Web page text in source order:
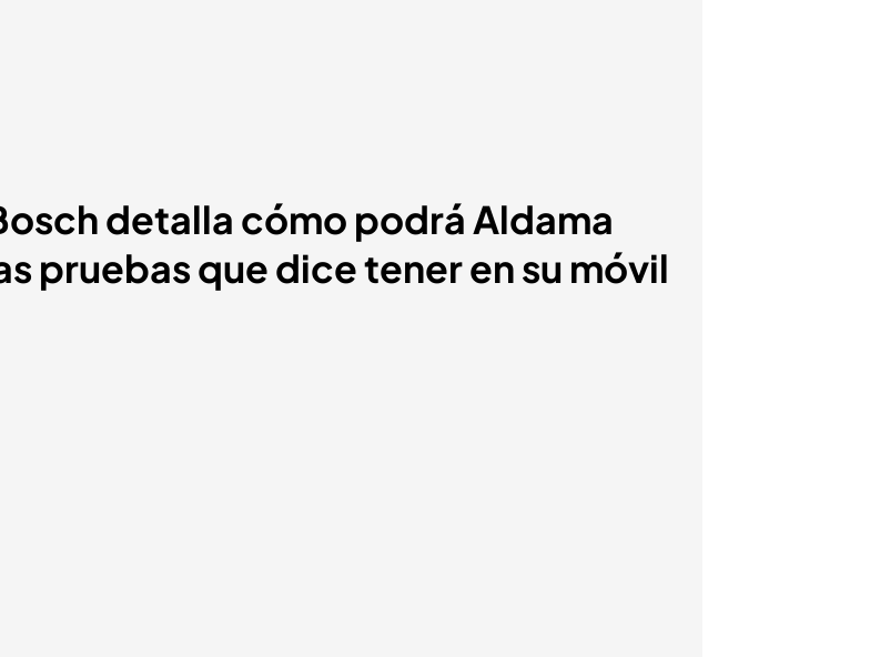
detalla cómo podrá Aldama
pruebas que dice tener en su móvil